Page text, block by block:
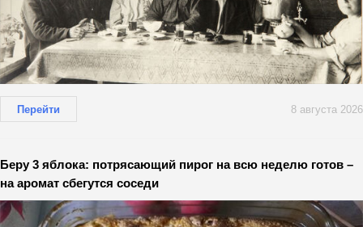
Перейти 8 августа 2026
Беру 3 яблока: потрясающий пирог на всю неделю готов –
на аромат сбегутся соседи